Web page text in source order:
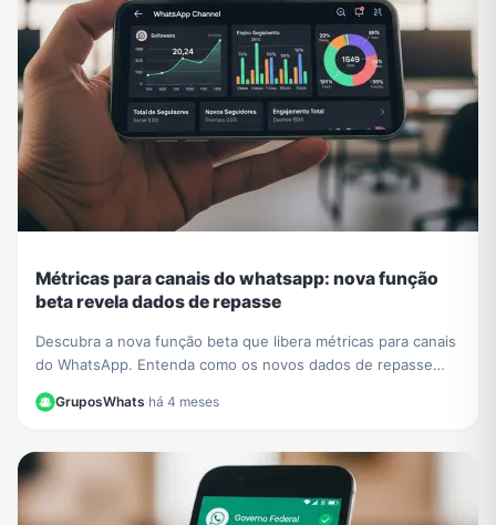
Métricas para canais do whatsapp: nova função
beta revela dados de repasse
Descubra a nova função beta que libera métricas para canais
do WhatsApp. Entenda como os novos dados de repasse
ajudam a otimizar sua estratégia de conteúdo.
GruposWhats·há 4 meses